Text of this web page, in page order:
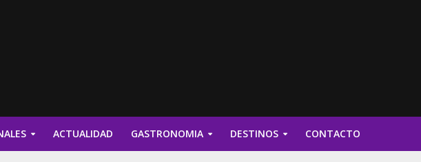
ACTUALIDAD GASTRONOMIA DESTINOS CONTACTO